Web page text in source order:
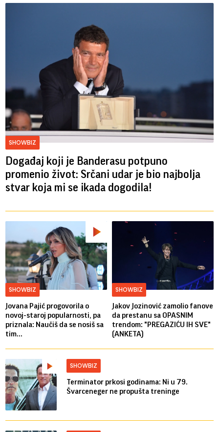
SHOWBIZ
Događaj koji je Banderasu potpuno
promenio život: Srčani udar je bio najbolja
stvar koja mi se ikada dogodila!
SHOWBIZ
Jovana Pajić progovorila o
novoj-staroj popularnosti, pa
priznala: Naučiš da se nosiš sa
tim...
SHOWBIZ
Jakov Jozinović zamolio fanove
da prestanu sa OPASNIM
trendom: "PREGAZIĆU IH SVE"
(ANKETA)
SHOWBIZ
Terminator prkosi godinama: Ni u 79.
Švarceneger ne propušta treninge